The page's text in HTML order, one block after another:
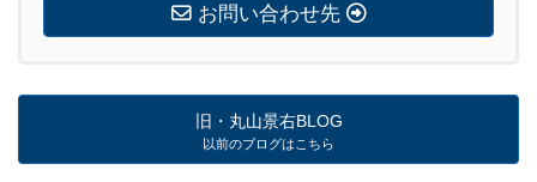
お問い合わせ先
旧・丸山景右BLOG
以前のブログはこちら